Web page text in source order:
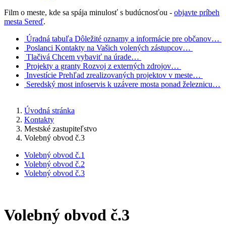
Film o meste, kde sa spája minulosť s budúcnosťou - objavte príbeh
mesta Sereď.
Úradná tabuľa Dôležité oznamy a informácie pre občanov…
Poslanci Kontakty na Vašich volených zástupcov…
Tlačivá Chcem vybaviť na úrade…
Projekty a granty Rozvoj z externých zdrojov…
Investície Prehľad zrealizovaných projektov v meste…
Seredský most infoservis k uzávere mosta ponad železnicu…
Úvodná stránka
Kontakty
Mestské zastupiteľstvo
Volebný obvod č.3
Volebný obvod č.1
Volebný obvod č.2
Volebný obvod č.3
Volebný obvod č.3